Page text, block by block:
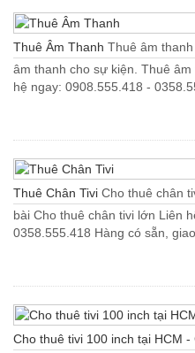
Thuê Âm Thanh Thuê âm
âm thanh cho sự kiện. Thuê
hệ ngay: 0908.555.418 -
Thuê Chân Tivi Cho thuê chân
bài Cho thuê chân tivi lớn Liên
0358.555.418 Hàng có sẵn,
Cho thuê tivi 100 inch tại HCM